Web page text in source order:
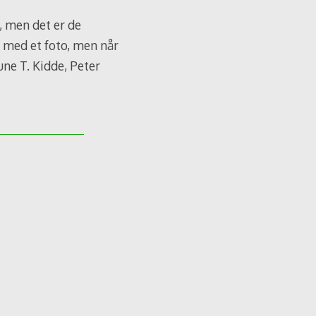
det er de
et foto, men når
T. Kidde, Peter